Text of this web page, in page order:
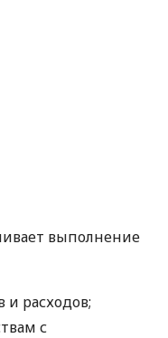
выполнение
и расходов;
с